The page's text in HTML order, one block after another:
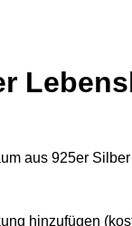
aus 925er Silber
hinzufügen